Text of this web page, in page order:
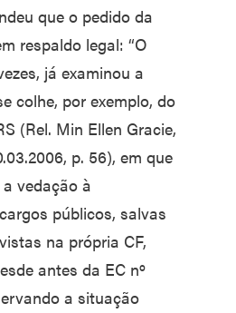
que o pedido da
respaldo legal: “O
já examinou a
colhe, por exemplo, do
(Rel. Min Ellen Gracie,
p. 56), em que
vedação à
públicos, salvas
na própria CF,
antes da EC nº
a situação